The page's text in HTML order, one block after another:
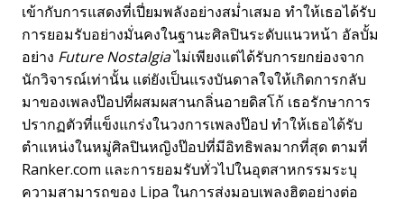
เข้ากับการแสดงที่เปี่ยมพลังอย่างสม่ำเสมอ ทำให้เธอได้รับ
การยอมรับอย่างมั่นคงในฐานะศิลปินระดับแนวหน้า อัลบั้ม
อย่าง Future Nostalgiaไม่เพียงแต่ได้รับการยกย่องจาก
นักวิจารณ์เท่านั้น แต่ยังเป็นแรงบันดาลใจให้เกิดการกลับ
มาของเพลงป๊อปที่ผสมผสานกลิ่นอายดิสโก้ เธอรักษาการ
ปรากฏตัวที่แข็งแกร่งในวงการเพลงป๊อป ทำให้เธอได้รับ
ตำแหน่งในหมู่ศิลปินหญิงป๊อปที่มีอิทธิพลมากที่สุด ตามที่
Ranker.com และการยอมรับทั่วไปในอุตสาหกรรมระบุ
ความสามารถของ Lipa ในการส่งมอบเพลงฮิตอย่างต่อ